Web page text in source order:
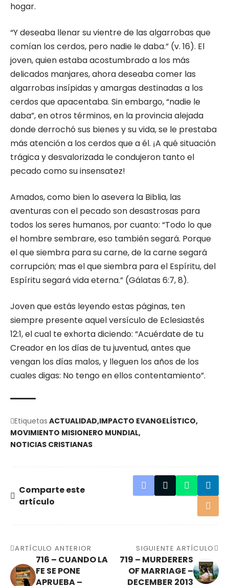
hogar.
“Y deseaba llenar su vientre de las algarrobas que
comían los cerdos, pero nadie le daba.” (v. 16). El
joven, quien estaba acostumbrado a los más
delicados manjares, ahora deseaba comer las
algarrobas insípidas y amargas destinadas a los
cerdos que apacentaba. Sin embargo, “nadie le
daba”, en otros términos, en la provincia alejada
donde derrochó sus bienes y su vida, se le prestaba
más atención a los cerdos que a él. ¡A qué situación
trágica y desvalorizada le condujeron tanto el
pecado como su insensatez!
Amados, como bien lo asevera la Biblia, las
aventuras con el pecado son desastrosas para
todos los seres humanos, por cuanto: “Todo lo que
el hombre sembrare, eso también segará. Porque
el que siembra para su carne, de la carne segará
corrupción; mas el que siembra para el Espíritu, del
Espíritu segará vida eterna.” (Gálatas 6:7, 8).
Joven que estás leyendo estas páginas, ten
siempre presente aquel versículo de Eclesiastés
12:1, el cual te exhorta diciendo: “Acuérdate de tu
Creador en los días de tu juventud, antes que
vengan los días malos, y lleguen los años de los
cuales digas: No tengo en ellos contentamiento”.
Etiquetas ACTUALIDAD IMPACTO EVANGELÍSTICO
MOVIMIENTO MISIONERO MUNDIAL
NOTICIAS CRISTIANAS
Comparte este
artículo
ARTÍCULO ANTERIOR
716 – CUANDO LA
FE SE PONE
APRUEBA –
SIGUIENTE ARTÍCULO
719 – MURDERERS
OF MARRIAGE –
DECEMBER 2013